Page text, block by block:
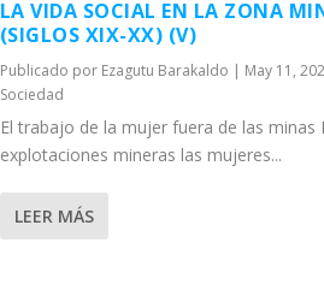
LA VIDA SOCIAL EN LA ZONA
(SIGLOS XIX-XX) (V)
Publicado por Ezagutu Barakaldo | May 11,
Sociedad
El trabajo de la mujer fuera de las minas
explotaciones mineras las mujeres...
LEER MÁS